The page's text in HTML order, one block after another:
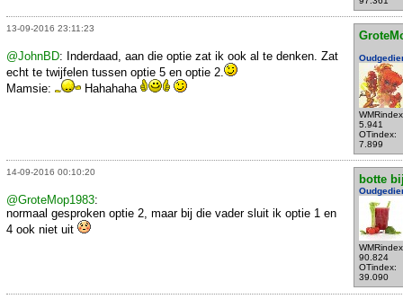
13-09-2016 23:11:23
5.941
OTindex:
7.899
@JohnBD: Inderdaad, aan die optie zat ik ook al te denken. Zat
echt te twijfelen tussen optie 5 en optie 2.
Mamsie:
Hahahaha
14-09-2016 00:10:20
botte
90.824
OTindex:
39.090
@GroteMop1983:
normaal gesproken optie 2, maar bij die vader sluit ik optie 1 en
4 ook niet uit